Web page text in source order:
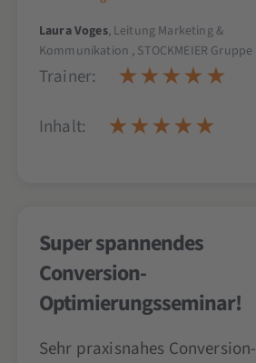
Laura Voges, Leitung Marketing &
Kommunikation , STOCKMEIER Gruppe
Trainer:
Inhalt:
Super spannendes
Conversion-
Optimierungsseminar!
Sehr praxisnahes Conversion-